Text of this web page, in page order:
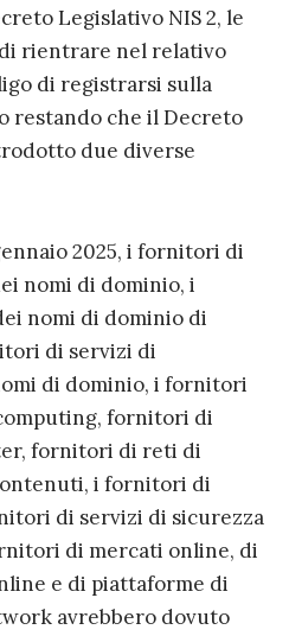
Legislativo NIS 2, le
rientrare nel relativo
di registrarsi sulla
restando che il Decreto
due diverse
2025, i fornitori di
nomi di dominio, i
nomi di dominio di
di servizi di
di dominio, i fornitori
fornitori di
fornitori di reti di
i fornitori di
di servizi di sicurezza
di mercati online, di
e di piattaforme di
avrebbero dovuto